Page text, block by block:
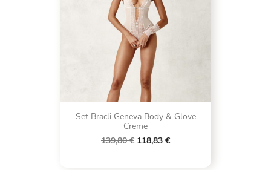
Set Bracli Geneva Body & Glove
Creme
139,80 € 118,83 €